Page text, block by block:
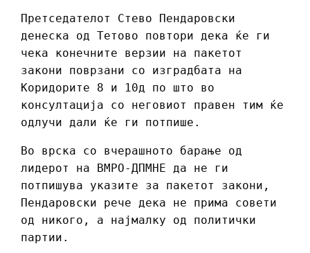
Претседателот Стево Пендаровски
денеска од Тетово повтори дека ќе ги
чека конечните верзии на пакетот
закони поврзани со изградбата на
Коридорите 8 и 10д по што во
консултација со неговиот правен тим ќе
одлучи дали ќе ги потпише.
Во врска со вчерашното барање од
лидерот на ВМРО-ДПМНЕ да не ги
потпишува указите за пакетот закони,
Пендаровски рече дека не прима совети
од никого, а најмалку од политички
партии.